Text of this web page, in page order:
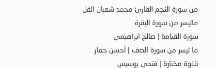
من سورة النجم القارئ محمد شعبان القل
ماتيسر من سورة البقرة
سورة القيامة | صالح ابراهيمي
ما تيسر من سورة الصف | أحسن حمار
تلاوة مختارة | فتحي بوسيس